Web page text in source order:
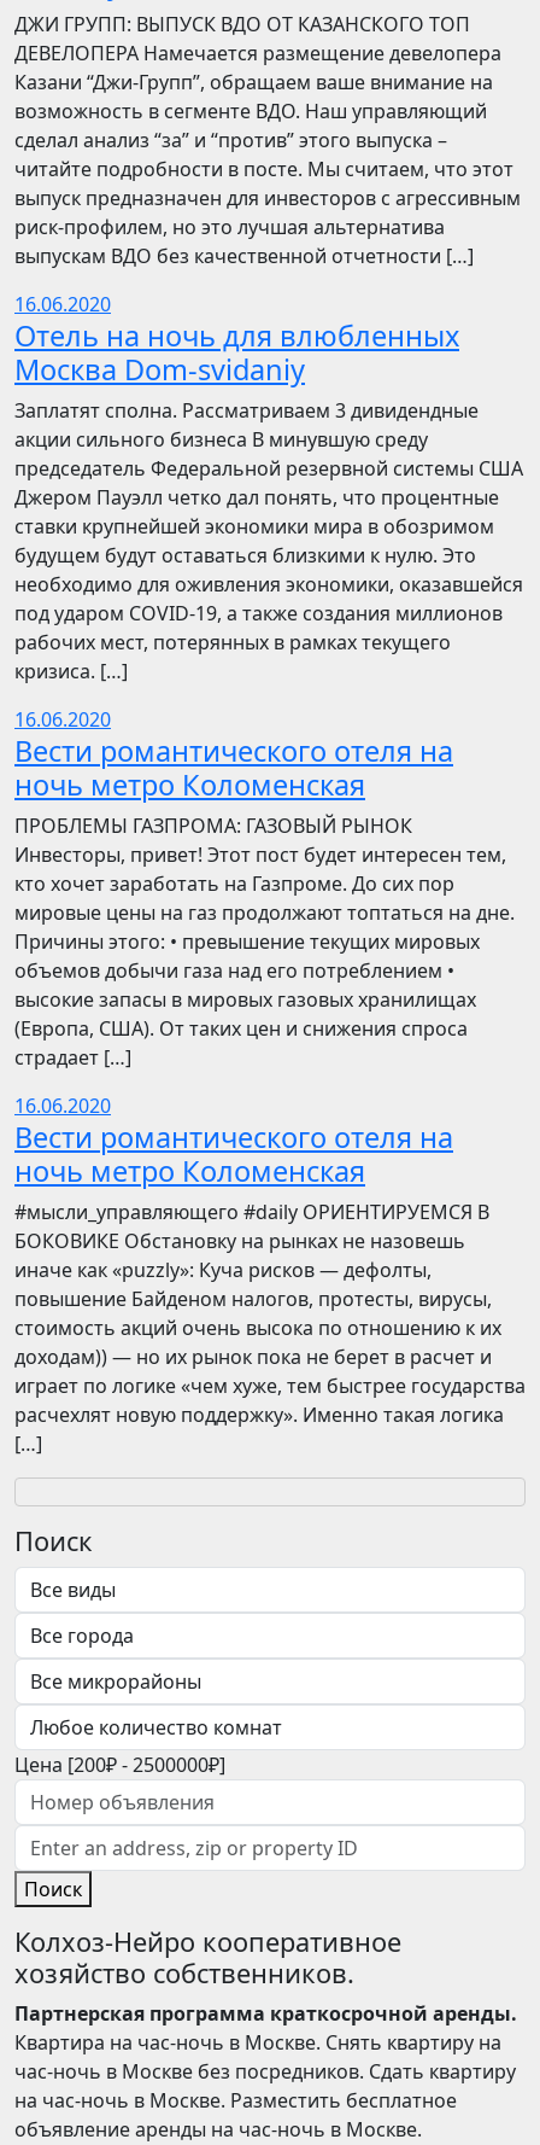
​​ДЖИ ГРУПП: ВЫПУСК ВДО ОТ КАЗАНСКОГО ТОП
ДЕВЕЛОПЕРА Намечается размещение девелопера
Казани “Джи-Групп”, обращаем ваше внимание на
возможность в сегменте ВДО. Наш управляющий
сделал анализ “за” и “против” этого выпуска –
читайте подробности в посте. Мы считаем, что этот
выпуск предназначен для инвесторов с агрессивным
риск-профилем, но это лучшая альтернатива
выпускам ВДО без качественной отчетности […]
16.06.2020
Отель на ночь для влюбленных
Москва Dom-svidaniy
Заплатят сполна. Рассматриваем 3 дивидендные
акции сильного бизнеса В минувшую среду
председатель Федеральной резервной системы США
Джером Пауэлл четко дал понять, что процентные
ставки крупнейшей экономики мира в обозримом
будущем будут оставаться близкими к нулю. Это
необходимо для оживления экономики, оказавшейся
под ударом COVID-19, а также создания миллионов
рабочих мест, потерянных в рамках текущего
кризиса. […]
16.06.2020
Вести романтического отеля на
ночь метро Коломенская
ПРОБЛЕМЫ ГАЗПРОМА: ГАЗОВЫЙ РЫНОК
Инвесторы, привет! Этот пост будет интересен тем,
кто хочет заработать на Газпроме. До сих пор
мировые цены на газ продолжают топтаться на дне.
Причины этого: • превышение текущих мировых
объемов добычи газа над его потреблением •
высокие запасы в мировых газовых хранилищах
(Европа, США). От таких цен и снижения спроса
страдает […]
16.06.2020
Вести романтического отеля на
ночь метро Коломенская
​​#мысли_управляющего #daily ОРИЕНТИРУЕМСЯ В
БОКОВИКЕ Обстановку на рынках не назовешь
иначе как «puzzly»: Куча рисков — дефолты,
повышение Байденом налогов, протесты, вирусы,
стоимость акций очень высока по отношению к их
доходам)) — но их рынок пока не берет в расчет и
играет по логике «чем хуже, тем быстрее государства
расчехлят новую поддержку». Именно такая логика
[…]
Поиск
Цена [200₽-2500000₽]
Поиск
Колхоз-Нейро кооперативное
хозяйство собственников.
Партнерская программа краткосрочной аренды.
Квартира на час-ночь в Москве. Снять квартиру на
час-ночь в Москве без посредников. Сдать квартиру
на час-ночь в Москве. Разместить бесплатное
объявление аренды на час-ночь в Москве.